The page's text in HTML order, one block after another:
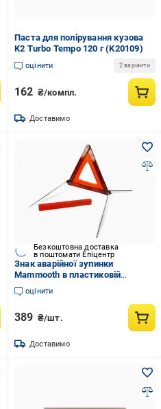
Паста для полірування кузова
K2 Turbo Tempo 120 г (K20109)
оцінити 2 варіанти
162 ₴/компл.
Доставимо
Безкоштовна доставка
в поштомати Епіцентр
Знак аварійної зупинки
Mammooth в пластиковій
коробці 45 см (MMT A108 002)
оцінити
389 ₴/шт.
Доставимо